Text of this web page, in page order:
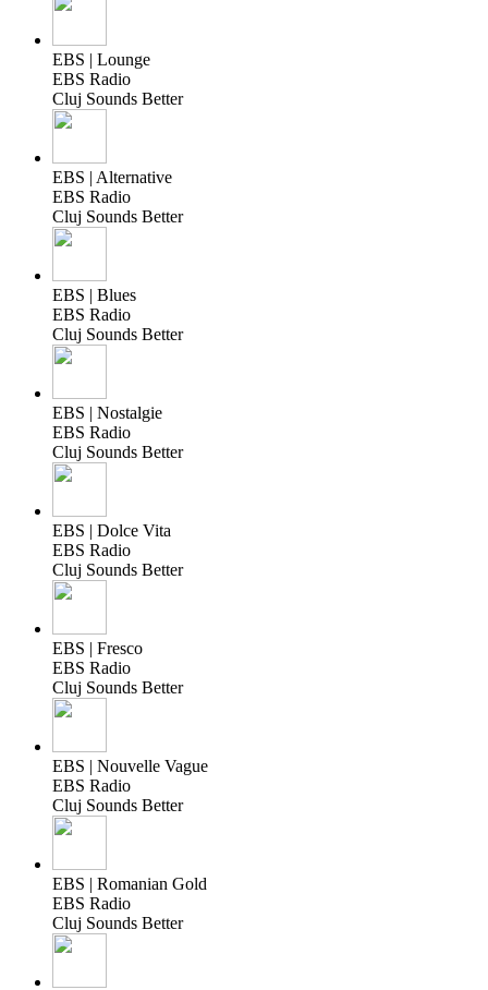
EBS | Lounge
EBS Radio
Cluj Sounds Better
EBS | Alternative
EBS Radio
Cluj Sounds Better
EBS | Blues
EBS Radio
Cluj Sounds Better
EBS | Nostalgie
EBS Radio
Cluj Sounds Better
EBS | Dolce Vita
EBS Radio
Cluj Sounds Better
EBS | Fresco
EBS Radio
Cluj Sounds Better
EBS | Nouvelle Vague
EBS Radio
Cluj Sounds Better
EBS | Romanian Gold
EBS Radio
Cluj Sounds Better